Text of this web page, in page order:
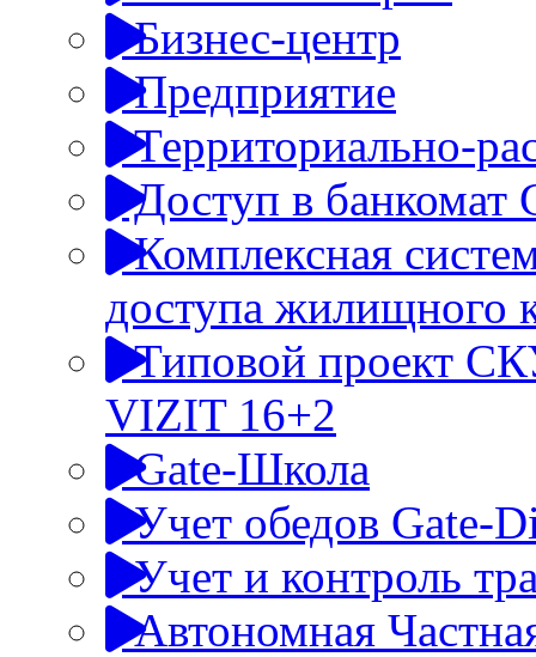
Бизнес-центр
Предприятие
Территориально-
Доступ в банкомат
Комплексная
доступа жилищного
Типовой проект
VIZIT 16+2
Gate-Школа
Учет обедов Gate-
Учет и контроль
Автономная